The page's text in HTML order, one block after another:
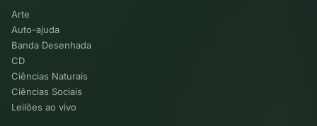
Arte
Auto-ajuda
Banda Desenhada
CD
Ciências Naturais
Ciências Sociais
Leilões ao vivo